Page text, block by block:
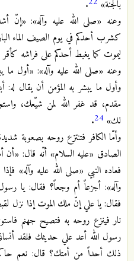
بالجنة»
.
وعنه «صلى الله عليه وآله»: «إنّ
كشرب أحدكم في يوم الصيف الماء
ليموت كما يغبط أحدكم على فراشه
وعنه «صلى الله عليه وآله»: «أول ما
وأول ما يبشر به المؤمن أن يقال له:
مقدم، قد غفر الله لمن شيّعك،
لك» 24
.
وأمّا الكافر فتنتزع روحه بصعوبة
الصادق «عليه السلام» أنّه قال: «أن
فعاده النبي «صلى الله عليه وآله»
وآله»: أجزعاً أم وجعاً؟ فقال: يا
فقال: يا علي إنّ ملك الموت إذا نزل
نار فينزع روحه به فتصيح جهنم
رسول الله أعد علي حديثك فلقد
ذلك أحداً من أمتك؟ قال: نعم